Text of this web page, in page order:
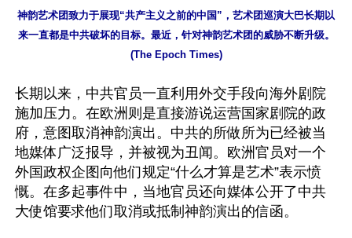
神韵艺术团致力于展现“共产主义之前的中国”，艺术团巡演大巴长期以
来一直都是中共破坏的目标。最近，针对神韵艺术团的威胁不断升级。
(The Epoch Times)
长期以来，中共官员一直利用外交手段向海外剧院
施加压力。在欧洲则是直接游说运营国家剧院的政
府，意图取消神韵演出。中共的所做所为已经被当
地媒体广泛报导，并被视为丑闻。欧洲官员对一个
外国政权企图向他们规定“什么才算是艺术”表示愤
慨。在多起事件中，当地官员还向媒体公开了中共
大使馆要求他们取消或抵制神韵演出的信函。